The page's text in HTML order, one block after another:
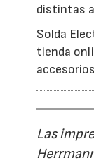
distintas
Solda
tienda
Las